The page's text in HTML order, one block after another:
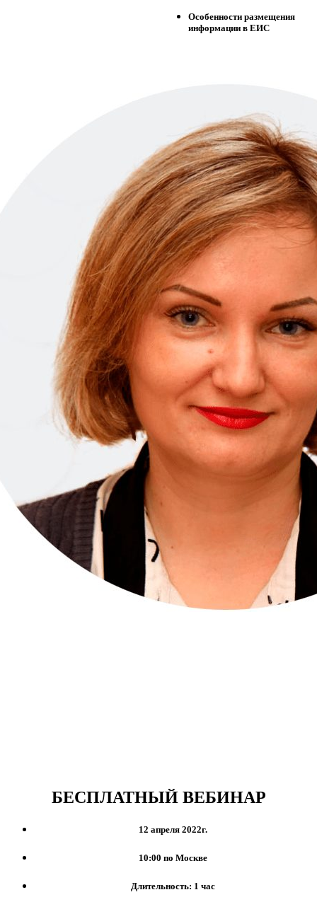
Особенности размещения
информации в ЕИС
БЕСПЛАТНЫЙ ВЕБИНАР
12 апреля 2022г.
10:00 по Москве
Длительность: 1 час